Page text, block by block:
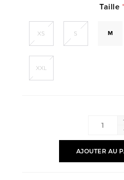
Taille *
XS S M
XXL
AJOUTER AU